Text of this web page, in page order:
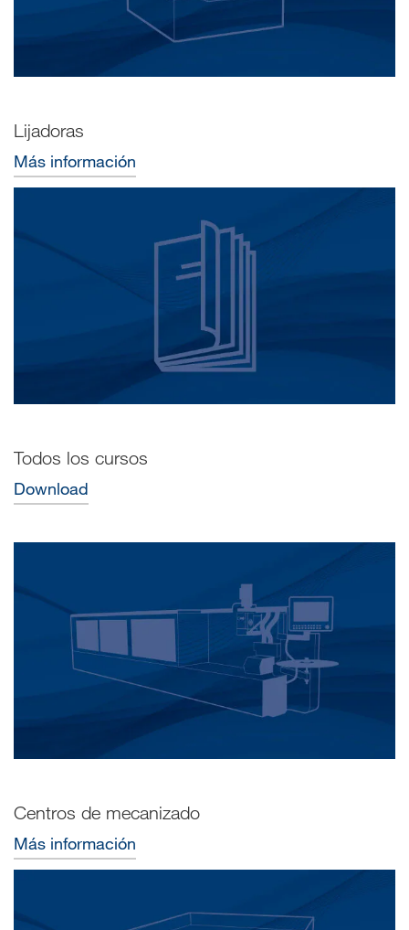
Lijadoras
Más información
Todos los cursos
Download
Centros de mecanizado
Más información